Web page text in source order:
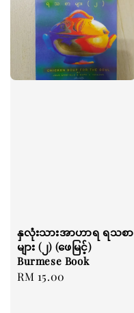
နှလုံးသားအာဟာရ ရသစာ
များ (၂) (ဖေမြင့်)
Burmese Book
Regular
RM 15.00